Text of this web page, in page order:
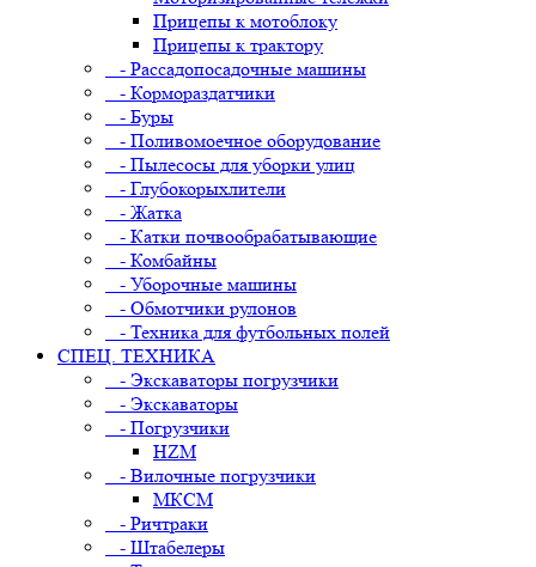
Прицепы к мотоблоку
Прицепы к трактору
- Рассадопосадочные машины
- Кормораздатчики
- Буры
- Поливомоечное оборудование
- Пылесосы для уборки улиц
- Глубокорыхлители
- Жатка
- Катки почвообрабатывающие
- Комбайны
- Уборочные машины
- Обмотчики рулонов
- Техника для футбольных полей
СПЕЦ. ТЕХНИКА
- Экскаваторы погрузчики
- Экскаваторы
- Погрузчики
HZM
- Вилочные погрузчики
МКСМ
- Ричтраки
- Штабелеры